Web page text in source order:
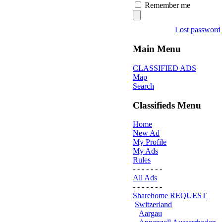
Remember me
Lost password
Main Menu
CLASSIFIED ADS
Map
Search
Classifieds Menu
Home
New Ad
My Profile
My Ads
Rules
- - - - - - -
All Ads
- - - - - - -
Sharehome REQUEST
Switzerland
Aargau